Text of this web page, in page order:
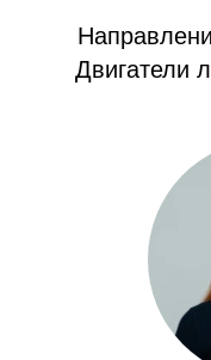
Двигатели